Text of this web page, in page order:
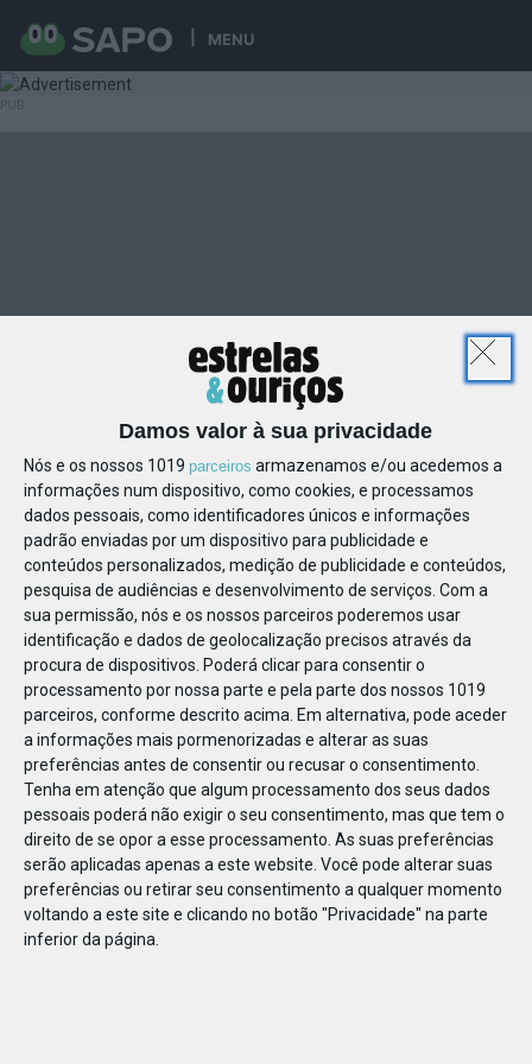
MENU
Damos valor à sua privacidade
Nós e os nossos 1019 parceiros armazenamos e/ou acedemos a
informações num dispositivo, como cookies, e processamos
dados pessoais, como identificadores únicos e informações
padrão enviadas por um dispositivo para publicidade e
conteúdos personalizados, medição de publicidade e conteúdos,
pesquisa de audiências e desenvolvimento de serviços. Com a
sua permissão, nós e os nossos parceiros poderemos usar
identificação e dados de geolocalização precisos através da
procura de dispositivos. Poderá clicar para consentir o
processamento por nossa parte e pela parte dos nossos 1019
parceiros, conforme descrito acima. Em alternativa, pode aceder
a informações mais pormenorizadas e alterar as suas
preferências antes de consentir ou recusar o consentimento.
Tenha em atenção que algum processamento dos seus dados
pessoais poderá não exigir o seu consentimento, mas que tem o
direito de se opor a esse processamento. As suas preferências
serão aplicadas apenas a este website. Você pode alterar suas
preferências ou retirar seu consentimento a qualquer momento
voltando a este site e clicando no botão "Privacidade" na parte
inferior da página.
69371287437271